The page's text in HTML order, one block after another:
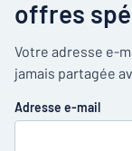
offres
Votre adresse e-
jamais partagée
Adresse e-mail